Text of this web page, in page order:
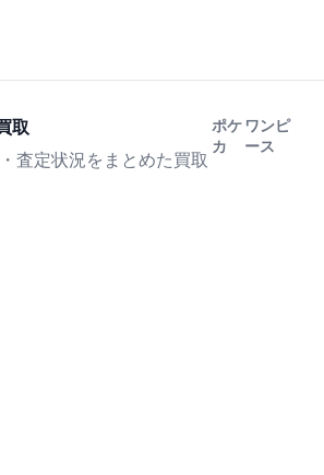
取
査定状況をまとめた買取
ポケ
カ
ワンピ
ース